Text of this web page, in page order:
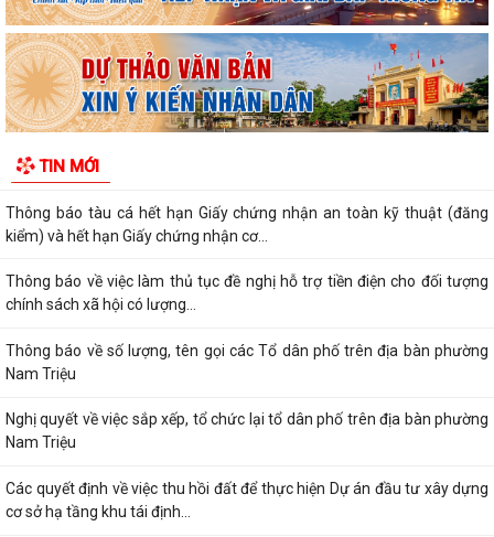
TIN MỚI
Kế hoạch triển khai công tác làm sạch, chuẩn hóa dữ liệu đăng ký hộ
kinh doanh, Hợp tác xã năm 2026
PHƯỜNG NAM TRIỆU TÍCH CỰC TUYÊN TRUYỀN HƯỚNG DẪN NÔNG
DÂN PHÒNG CHỐNG NẮNG NÓNG CHO THỦY SẢN NUÔI
Ủy ban nhân dân thành phố trong...
Thông báo tàu cá hết hạn Giấy chứng nhận an toàn kỹ thuật (đăng
kiểm) và hết hạn Giấy chứng nhận cơ...
Thông báo về việc làm thủ tục đề nghị hỗ trợ tiền điện cho đối tượng
chính sách xã hội có lượng...
Thông báo về số lượng, tên gọi các Tổ dân phố trên địa bàn phường
Nam Triệu
Nghị quyết về việc sắp xếp, tổ chức lại tổ dân phố trên địa bàn phường
Nam Triệu
Các quyết định về việc thu hồi đất để thực hiện Dự án đầu tư xây dựng
cơ sở hạ tầng khu tái định...